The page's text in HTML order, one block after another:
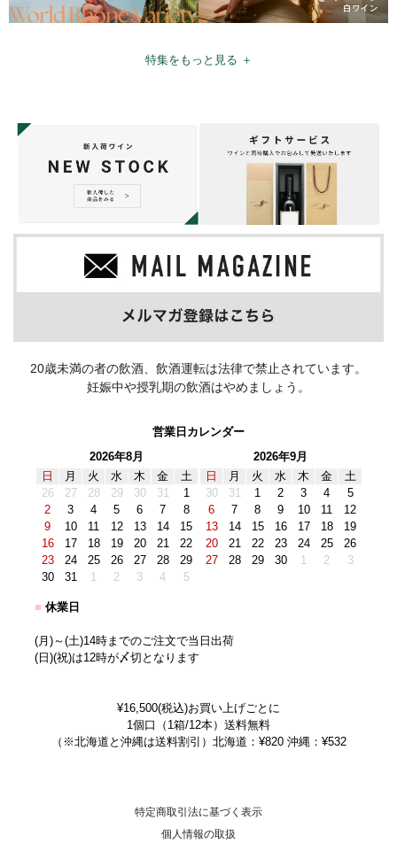
特集をもっと見る ＋
20歳未満の者の飲酒、飲酒運転は法律で禁止されています。
妊娠中や授乳期の飲酒はやめましょう。
営業日カレンダー
2026年8月
日
月 火 水 木 金
土
26
27 28 29 30 31
1
2
3 4 5 6 7
8
9
10 11 12 13 14
15
16
17 18 19 20 21
22
23
24 25 26 27 28
29
30
31 1 2 3 4 5
2026年9月
日
月 火 水 木 金
土
30
31 1 2 3 4
5
6
7 8 9 10 11
12
13
14 15 16 17 18
19
20
21 22 23 24 25
26
27
28 29 30 1 2 3
■ 休業日
(月)～(土)14時までのご注文で当日出荷
(日)(祝)は12時が〆切となります
¥16,500(税込)お買い上げごとに
1個口（1箱/12本）送料無料
（※北海道と沖縄は送料割引）北海道：¥820 沖縄：¥532
特定商取引法に基づく表示
個人情報の取扱